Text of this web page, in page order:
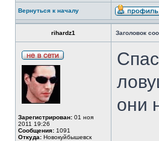
Вернуться к началу
rihardz1 Заголовок
Зарегистрирован: 01 ноя
2011 19:26
Сообщения: 1091
Откуда: Новокуйбышевск
они